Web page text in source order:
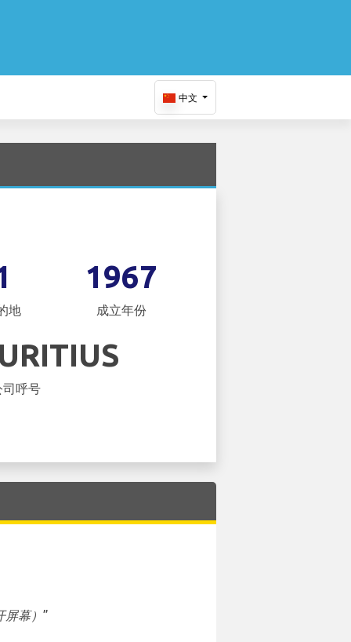
中文
地
1967
成立年份
呼号
幕） ”